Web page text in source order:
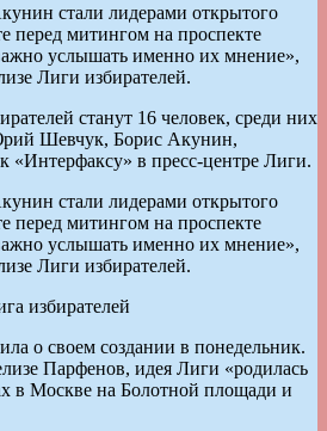
стали лидерами открытого
перед митингом на проспекте
услышать именно их мнение»,
Лиги избирателей.
станут 16 человек, среди них
Шевчук, Борис Акунин,
«Интерфаксу» в пресс-центре Лиги.
стали лидерами открытого
перед митингом на проспекте
услышать именно их мнение»,
Лиги избирателей.
о своем создании в понедельник.
Парфенов, идея Лиги «родилась
в Москве на Болотной площади и